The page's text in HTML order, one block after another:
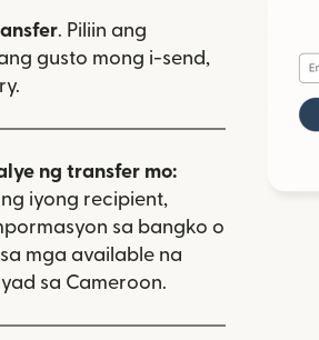
. Piliin ang
gusto mong i-send,
ng transfer mo:
iyong recipient,
sa bangko o
mga available na
sa Cameroon.